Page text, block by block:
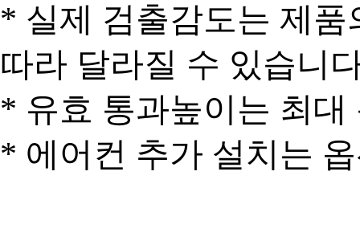
* 실제 검출감도는 제
따라 달라질 수 있습니
* 유효 통과높이는 최대
* 에어컨 추가 설치는